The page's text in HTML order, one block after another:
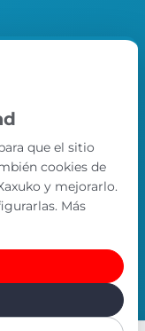
que el sitio
cookies de
y mejorarlo.
Más